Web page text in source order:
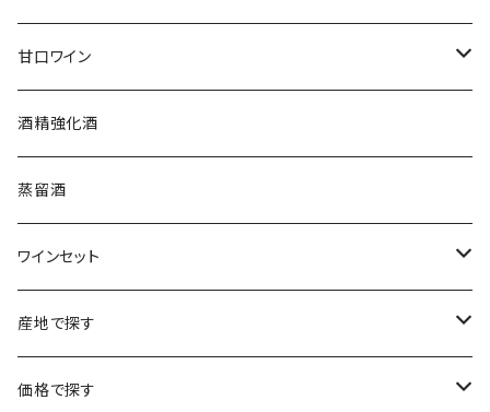
クリスチャン・ゴセ
クロード・カザル
ジェローム・ルフェーヴル
シャルトーニュ・タイエ
シャルル・エドシック
ジャン・ラルマン
ブルゴーニュ
ロワール
オーストラリア
ニュージーランド
南アフリカ
チリ
スロヴァキア
オーストリア
アルザス
シュッド・ウエスト
スロヴァキア
オーストラリア
ニュージーランド
南アフリカ
チリ
アメリカ
甘口ワイン
フランス
ソーテルヌ
酒精強化酒
蒸留酒
ワインセット
福袋
シャンパーニュセット
産地で探す
アメリカ
価格で探す